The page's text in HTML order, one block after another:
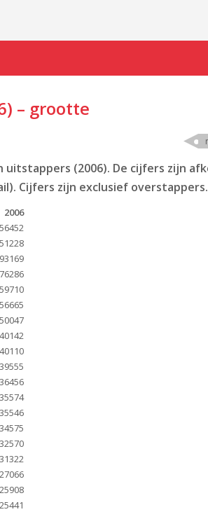
– grootte
(2006). De cijfers zijn
Cijfers zijn exclusief overstappers.
2006
93169
76286
59710
56665
50047
40142
40110
39555
36456
35574
35546
34575
32570
31322
27066
25908
25441